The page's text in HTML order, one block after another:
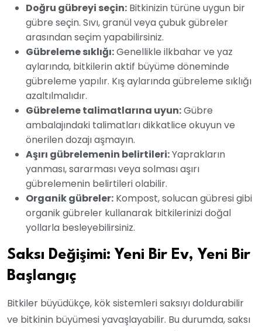
Doğru gübreyi seçin: Bitkinizin türüne uygun bir
gübre seçin. Sıvı, granül veya çubuk gübreler
arasından seçim yapabilirsiniz.
Gübreleme sıklığı:Genellikle ilkbahar ve yaz
aylarında, bitkilerin aktif büyüme döneminde
gübreleme yapılır. Kış aylarında gübreleme sıklığı
azaltılmalıdır.
Gübreleme talimatlarına uyun:Gübre
ambalajındaki talimatları dikkatlice okuyun ve
önerilen dozajı aşmayın.
Aşırı gübrelemenin belirtileri:Yaprakların
yanması, sararması veya solması aşırı
gübrelemenin belirtileri olabilir.
Organik gübreler: Kompost, solucan gübresi gibi
organik gübreler kullanarak bitkilerinizi doğal
yollarla besleyebilirsiniz.
Saksı Değişimi: Yeni Bir Ev, Yeni Bir
Başlangıç
Bitkiler büyüdükçe, kök sistemleri saksıyı doldurabilir
ve bitkinin büyümesi yavaşlayabilir. Bu durumda, saksı